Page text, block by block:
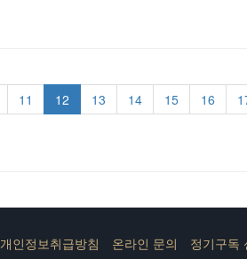
11 12 13 14 15 16
개인정보취급방침 온라인 문의 정기구독